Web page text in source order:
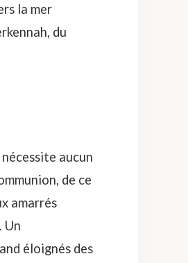
la mer
du
aucun
de ce
amarrés
Un
éloignés des